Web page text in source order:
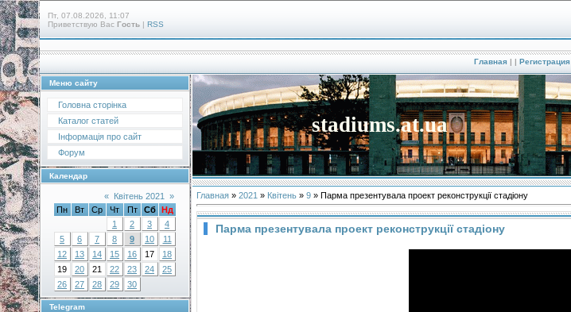
Пт, 07.08.2026, 11:07
Приветствую Вас Гость| RSS
Главная | | Регистрация
Меню сайту
Головна сторінка
Каталог статей
Інформація про сайт
Форум
Календар
« Квітень 2021
»
Пн
Вт Ср Чт Пт Сб
Нд
1
2 3
4
5
6 7 8 9 10
11
12
13 14 15 16 17
18
19
20 21 22 23 24
25
26
27 28 29 30
Telegram
stadiums.at.ua
Главная» 2021 » Квітень » 9» Парма презентувала проект реконструкції стадіону
Парма презентувала проект реконструкції стадіону